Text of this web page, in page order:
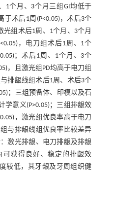
1个月、3个月三组GI均低于
于术后1周(P<0.05)，术后3个
光组术后1周、1个月、3个月
，电刀组术后1周、1个
；术后1周、1个月、3个
，且激光组PD均高于电刀组
排龈线组术后1周、术后3个
；三组预备体、印模以及石
学意义(P>0.05)；三组排龈效
，激光组优良率高于电刀
与排龈线组优良率比较差异
激光排龈、电刀排龈及排龈
获得良好、稳定的排龈效
较低，其牙龈及牙周组织健